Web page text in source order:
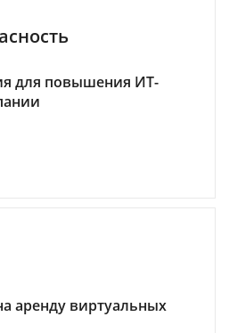
для повышения ИТ-
аренду виртуальных